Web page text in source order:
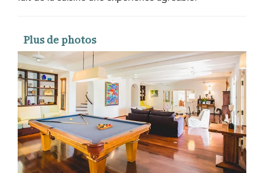
Plus de photos